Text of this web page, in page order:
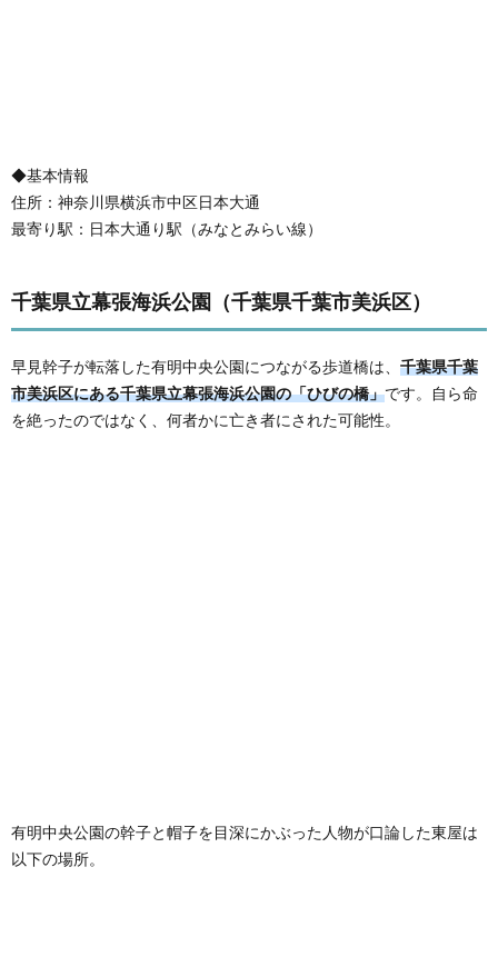
◆基本情報
住所：神奈川県横浜市中区日本大通
最寄り駅：日本大通り駅（みなとみらい線）
千葉県立幕張海浜公園（千葉県千葉市美浜区）
早見幹子が転落した有明中央公園につながる歩道橋は、 千葉県千葉
市美浜区にある千葉県立幕張海浜公園の「ひびの橋」です。自ら命
を絶ったのではなく、何者かに亡き者にされた可能性。
有明中央公園の幹子と帽子を目深にかぶった人物が口論した東屋は
以下の場所。